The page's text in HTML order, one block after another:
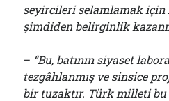
seyircileri selamlamak için
şimdiden belirginlik
– “Bu, batının siyaset
tezgâhlanmış ve sinsice
bir tuzaktır. Türk milleti